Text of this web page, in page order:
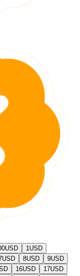
USD 1USD
USD 8USD 9USD
16USD 17USD